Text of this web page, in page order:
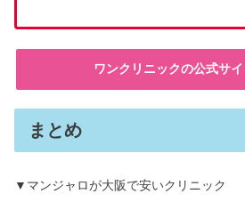
ワンクリニックの公式サ
まとめ
▼マンジャロが大阪で安いクリニック